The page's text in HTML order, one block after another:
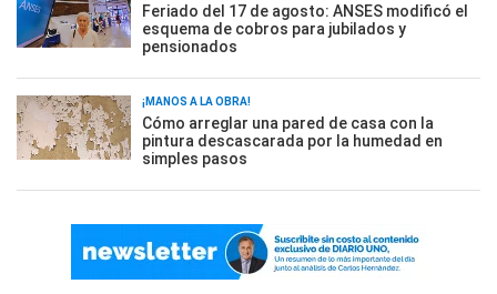
Feriado del 17 de agosto: ANSES modificó el
esquema de cobros para jubilados y
pensionados
¡MANOS A LA OBRA!
Cómo arreglar una pared de casa con la
pintura descascarada por la humedad en
simples pasos